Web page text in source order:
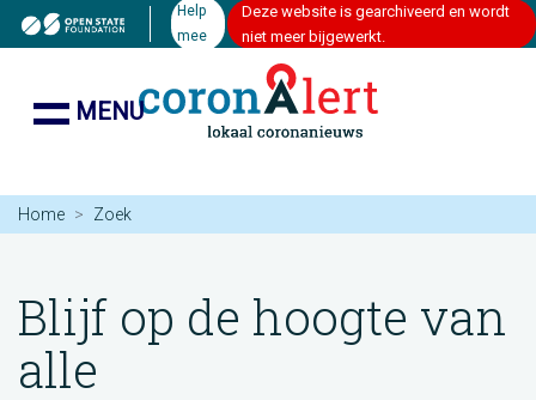
Help
mee
Deze website is gearchiveerd en wordt
niet meer bijgewerkt.
MENU
Home Zoek
Blijf op de hoogte van
alle